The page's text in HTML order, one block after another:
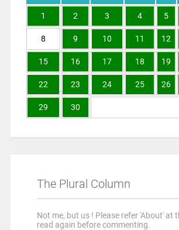
1 2 3 4 5
8 9 10 11 12
15 16 17 18 19
22 23 24 25 26
29 30
The Plural Column
Not me, but us ! Please refer 'About' at
read again before commenting.